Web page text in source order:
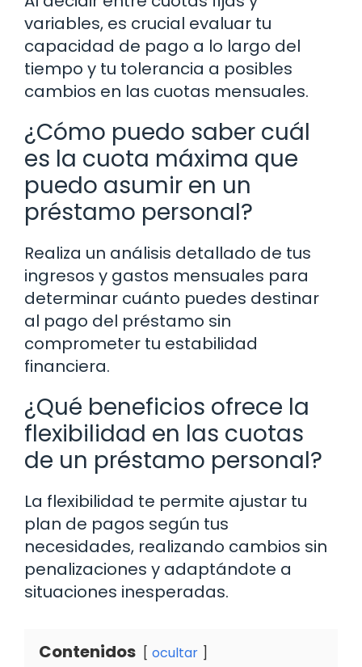
variables, es crucial evaluar tu
capacidad de pago a lo largo del
tiempo y tu tolerancia a posibles
cambios en las cuotas mensuales.
¿Cómo puedo saber cuál
es la cuota máxima que
puedo asumir en un
préstamo personal?
Realiza un análisis detallado de tus
ingresos y gastos mensuales para
determinar cuánto puedes destinar
al pago del préstamo sin
comprometer tu estabilidad
financiera.
¿Qué beneficios ofrece la
flexibilidad en las cuotas
de un préstamo personal?
La flexibilidad te permite ajustar tu
plan de pagos según tus
necesidades, realizando cambios sin
penalizaciones y adaptándote a
situaciones inesperadas.
Contenidos ocultar